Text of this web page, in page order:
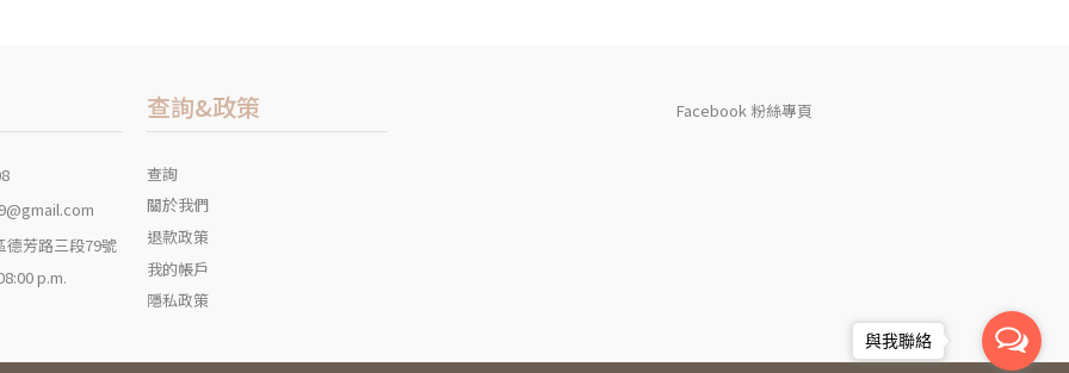
德芳路三段79號
p.m.
查詢&政策
查詢
關於我們
退款政策
我的帳戶
隱私政策
Facebook 粉絲專頁
與我聯絡